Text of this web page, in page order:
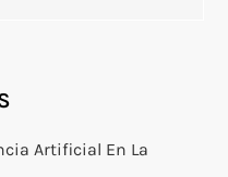
Artificial En La